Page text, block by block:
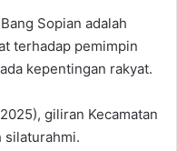
Sopian adalah
terhadap pemimpin
kepentingan rakyat.
giliran Kecamatan
silaturahmi.